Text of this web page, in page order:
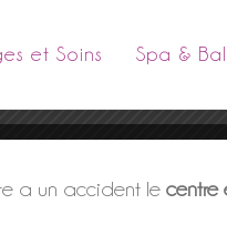
et Soins Spa &
a un accident le centre